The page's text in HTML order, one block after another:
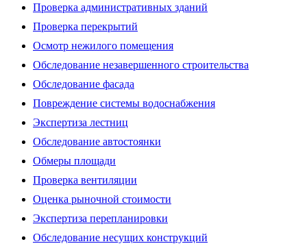
Проверка административных зданий
Проверка перекрытий
Осмотр нежилого помещения
Обследование незавершенного строительства
Обследование фасада
Повреждение системы водоснабжения
Экспертиза лестниц
Обследование автостоянки
Обмеры площади
Проверка вентиляции
Оценка рыночной стоимости
Экспертиза перепланировки
Обследование несущих конструкций